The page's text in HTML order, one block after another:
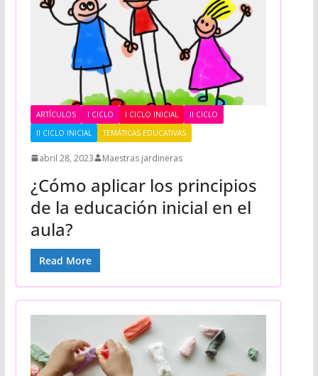
ARTÍCULOS I CICLO I CICLO INICIAL
II CICLO
II CICLO INICIAL
TEMÁTICAS EDUCATIVAS
abril 28, 2023 Maestras jardineras
¿Cómo aplicar los principios
de la educación inicial en el
aula?
Read More